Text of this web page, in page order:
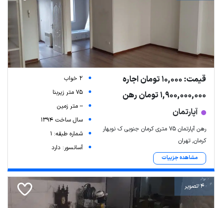
قیمت: 10,000 تومان اجاره
1,900,000,000 تومان رهن
آپارتمان
رهن آپارتمان ۷۵ متری کرمان جنوبی ک نوبهار
کرمان, تهران
مشاهده جزییات
2 خواب
75 متر زیربنا
-- متر زمین
سال ساخت 1394
شماره طبقه: 1
آسانسور: دارد
4 تصویر